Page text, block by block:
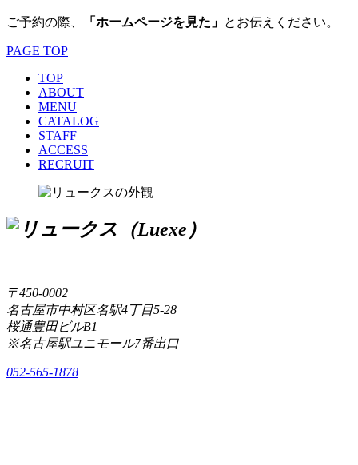
ご予約の際、 「ホームページを見た」 とお伝えください。
PAGE TOP
TOP
ABOUT
MENU
CATALOG
STAFF
ACCESS
RECRUIT
〒450-0002
名古屋市中村区名駅4丁目5-28
桜通豊田ビルB1
※名古屋駅ユニモール7番出口
052-565-1878